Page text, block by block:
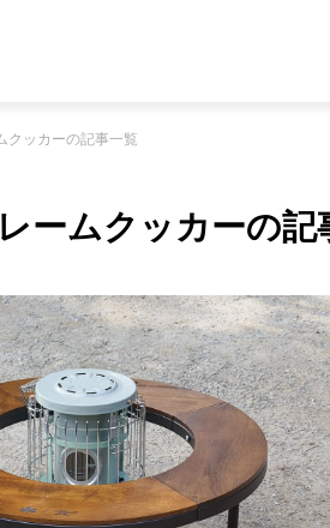
クッカーの記事一覧
ームクッカーの記